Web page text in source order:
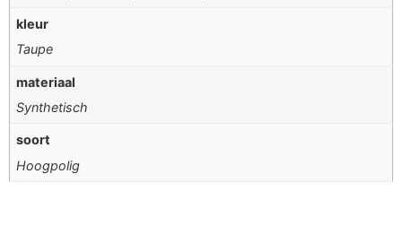
kleur
Taupe
materiaal
Synthetisch
soort
Hoogpolig